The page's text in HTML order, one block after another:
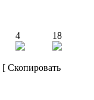
4 18
[ Скопировать